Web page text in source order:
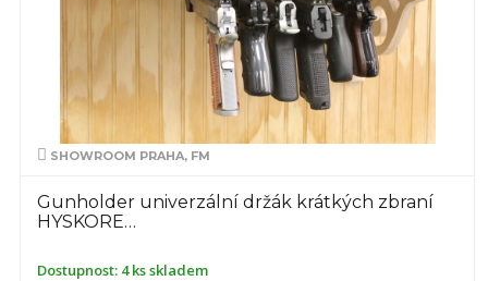
SHOWROOM PRAHA, FM
Gunholder univerzální držák krátkých zbraní
HYSKORE…
Dostupnost: 4 ks skladem